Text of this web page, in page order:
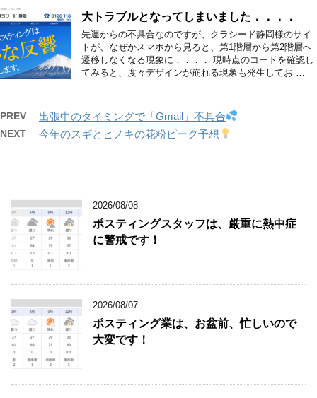
大トラブルとなってしまいました．．．．
先週からの不具合なのですが、クラシード静岡様のサイ
トが、なぜかスマホから見ると、第1階層から第2階層へ
遷移しなくなる現象に．．．． 現時点のコードを確認し
てみると、度々デザインが崩れる現象も発生してお …
PREV 出張中のタイミングで「Gmail」不具合
NEXT 今年のスギとヒノキの花粉ピーク予想
2026/08/08
ポスティングスタッフは、厳重に熱中症
に警戒です！
2026/08/07
ポスティング業は、お盆前、忙しいので
大変です！